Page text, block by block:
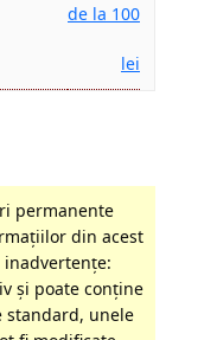
de la 100
lei
permanente
din acest
inadvertenţe:
şi poate conţine
standard, unele